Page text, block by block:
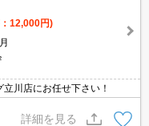
12,000円)
川店にお任せ下さい！
詳細を見る